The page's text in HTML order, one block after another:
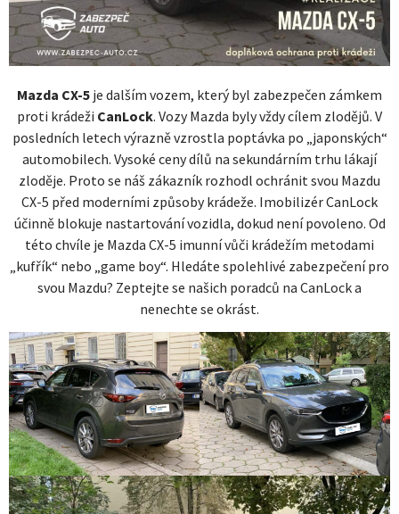
Mazda CX-5 je dalším vozem, který byl zabezpečen zámkem
proti krádeži CanLock. Vozy Mazda byly vždy cílem zlodějů. V
posledních letech výrazně vzrostla poptávka po „japonských“
automobilech. Vysoké ceny dílů na sekundárním trhu lákají
zloděje. Proto se náš zákazník rozhodl ochránit svou Mazdu
CX-5 před moderními způsoby krádeže. Imobilizér CanLock
účinně blokuje nastartování vozidla, dokud není povoleno. Od
této chvíle je Mazda CX-5 imunní vůči krádežím metodami
„kufřík“ nebo „game boy“. Hledáte spolehlivé zabezpečení pro
svou Mazdu? Zeptejte se našich poradců na CanLock a
nenechte se okrást.